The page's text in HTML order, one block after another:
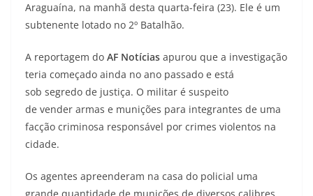
Araguaína, na manhã desta quarta-feira (23). Ele é um
subtenente lotado no 2º Batalhão.
A reportagem do AF Notícias apurou que a investigação
teria começado ainda no ano passado e está
sob segredo de justiça. O militar é suspeito
de vender armas e munições para integrantes de uma
facção criminosa responsável por crimes violentos na
cidade.
Os agentes apreenderam na casa do policial uma